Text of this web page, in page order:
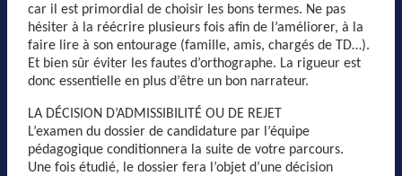
car il est primordial de choisir les bons termes. Ne pas
hésiter à la réécrire plusieurs fois afin de l’améliorer, à la
faire lire à son entourage (famille, amis, chargés de TD…).
Et bien sûr éviter les fautes d’orthographe. La rigueur est
donc essentielle en plus d’être un bon narrateur.
LA DÉCISION D’ADMISSIBILITÉ OU DE REJET
L’examen du dossier de candidature par l’équipe
pédagogique conditionnera la suite de votre parcours.
Une fois étudié, le dossier fera l’objet d’une décision